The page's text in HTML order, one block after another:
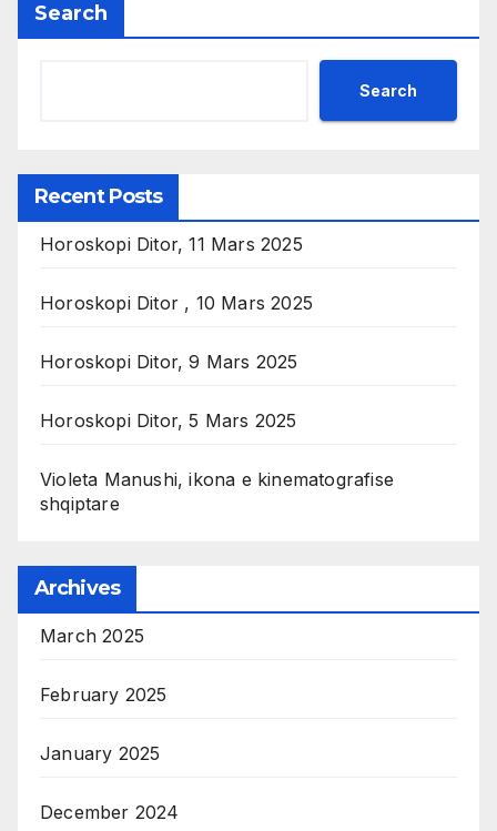
Search
Search
Recent Posts
Horoskopi Ditor, 11 Mars 2025
Horoskopi Ditor , 10 Mars 2025
Horoskopi Ditor, 9 Mars 2025
Horoskopi Ditor, 5 Mars 2025
Violeta Manushi, ikona e kinematografise
shqiptare
Archives
March 2025
February 2025
January 2025
December 2024